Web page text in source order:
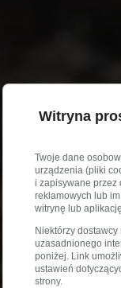
Witryna
Twoje dane
urządzenia (pliki
i zapisywane przez
reklamowych lub
witrynę lub aplikację.
Niektórzy
uzasadnionego
poniżej. Link
ustawień
strony.